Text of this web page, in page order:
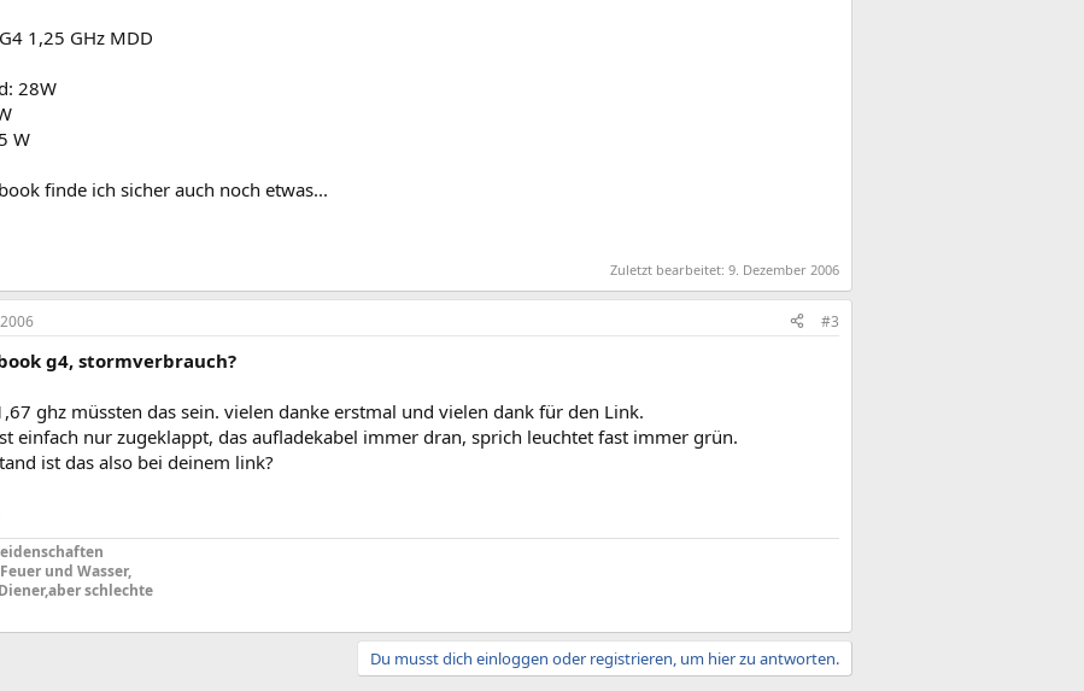
1,25 GHz MDD
28W
W
finde ich sicher auch noch etwas...
Zuletzt bearbeitet: 9. Dezember 2006
#3
g4, stormverbrauch?
ghz müssten das sein. vielen danke erstmal und vielen dank für den Link.
einfach nur zugeklappt, das aufladekabel immer dran, sprich leuchtet fast immer grün.
ist das also bei deinem link?
und Wasser,
schlechte
Du musst dich einloggen oder registrieren, um hier zu antworten.